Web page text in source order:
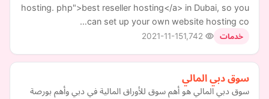
hosting. php">best reseller hosting</a> in Dubai, so you
can set up your own website hosting co…
خدمات 2021-11-15
سوق دبي المالي
سوق دبي المالي هو أهم سوق للأوراق المالية في دبي وأهم بورصة